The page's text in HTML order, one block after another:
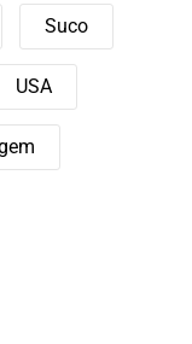
Suco
USA